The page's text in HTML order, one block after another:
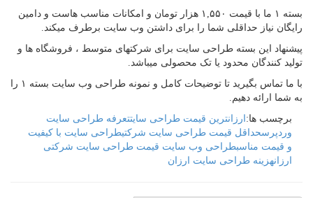
بسته ۱ ما با قیمت ۱,۵۵۰ هزار تومان و امکانات مناسب هاست و دامین
رایگان نیاز حداقلی شما را برای داشتن وب سایت برطرف میکند.
پیشنهاد این بسته طراحی سایت برای شرکتهای متوسط ، فروشگاه ها و
تولید کنندگان محدود یا تک محصولی میباشد.
با ما تماس بگیرید تا توضیحات کامل و نمونه طراحی وب سایت بسته ۱ را
به شما ارائه دهیم.
برچسب ها: ارزانترین قیمت طراحی سایتتعرفه طراحی سایت
وردپرسحداقل قیمت طراحی سایت شرکتیطراحی سایت با کیفیت
و قیمت مناسبطراحی وب سایت قیمت طراحی سایت شرکتی
ارزانهزینه طراحی سایت ارزان